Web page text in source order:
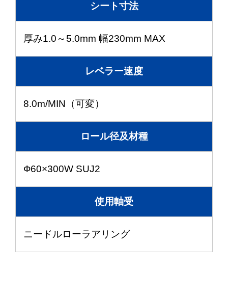
シート寸法
厚み1.0～5.0mm 幅230mm MAX
レベラー速度
8.0m/MIN（可変）
ロール径及材種
Ф60×300W SUJ2
使用軸受
ニードルローラアリング